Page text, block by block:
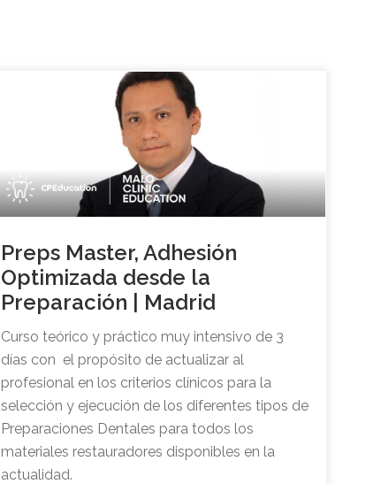
Preps Master, Adhesión
Optimizada desde la
Preparación | Madrid
Curso teórico y práctico muy intensivo de 3
días con el propósito de actualizar al
profesional en los criterios clínicos para la
selección y ejecución de los diferentes tipos de
Preparaciones Dentales para todos los
materiales restauradores disponibles en la
actualidad.